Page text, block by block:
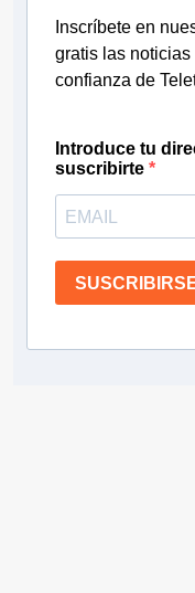
Inscríbete en
gratis las
confianza de
Introduce tu
suscribirte